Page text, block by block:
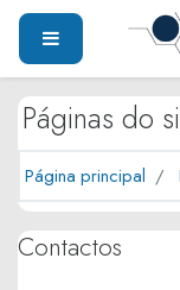
Ir para o conteúdo
PAINEL
Páginas do
Página principal
Contactos